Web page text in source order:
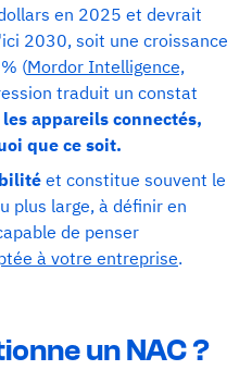
en 2025 et devrait
2030, soit une croissance
(Mordor Intelligence,
traduit un constat
appareils connectés,
que ce soit.
et constitue souvent le
plus large, à définir en
de penser
à votre entreprise.
un NAC ?